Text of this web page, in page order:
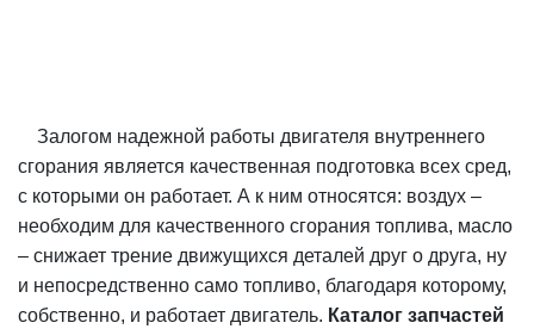
Залогом надежной работы двигателя внутреннего
сгорания является качественная подготовка всех сред,
с которыми он работает. А к ним относятся: воздух –
необходим для качественного сгорания топлива, масло
– снижает трение движущихся деталей друг о друга, ну
и непосредственно само топливо, благодаря которому,
собственно, и работает двигатель. Каталог запчастей